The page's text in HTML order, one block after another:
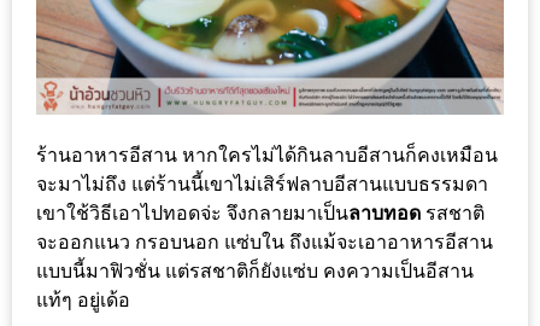
น้า
อ้วน
ครั้ง
ที่
1
พา
เพื่อน
มา
ม่วน
ร้านอาหารอีสาน หากใครไม่ได้กินลาบอีสานก็คงเหมือน
จะมาไม่ถึง แต่ร้านนี้เขาไม่เสิร์ฟลาบอีสานแบบธรรมดา
เขาใช้วิธีเอาไปทอดจ่ะ จึงกลายมาเป็นลาบทอด รสชาติ
จะออกแนว กรอบนอก แซ่บใน ถึงแม้จะเอาอาหารอีสาน
แบบนี้มาฟิวชั่น แต่รสชาติก็ยังแซ่บ คงความเป็นอีสาน
แท้ๆ อยู่เด้อ